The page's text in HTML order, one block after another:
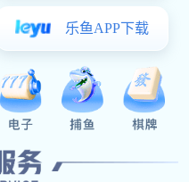
使用寿命
泛应用于各种产品的生